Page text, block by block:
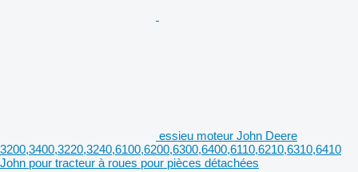
essieu moteur John Deere
3200,3400,3220,3240,6100,6200,6300,6400,6110,6210,6310,6410
John pour tracteur à roues pour pièces détachées